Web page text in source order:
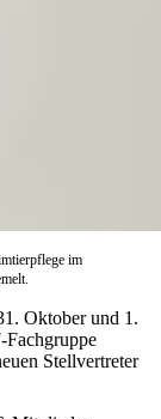
im
Oktober und 1.
Stellvertreter